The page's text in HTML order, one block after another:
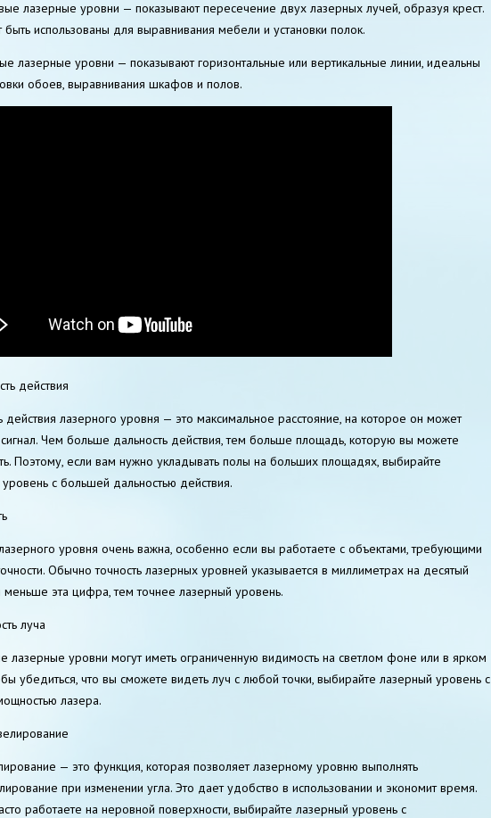
лазерные уровни — показывают пересечение двух лазерных лучей, образуя крест.
быть использованы для выравнивания мебели и установки полок.
лазерные уровни — показывают горизонтальные или вертикальные линии, идеальны
обоев, выравнивания шкафов и полов.
действия
действия лазерного уровня — это максимальное расстояние, на которое он может
Чем больше дальность действия, тем больше площадь, которую вы можете
Поэтому, если вам нужно укладывать полы на больших площадях, выбирайте
с большей дальностью действия.
уровня очень важна, особенно если вы работаете с объектами, требующими
Обычно точность лазерных уровней указывается в миллиметрах на десятый
эта цифра, тем точнее лазерный уровень.
луча
лазерные уровни могут иметь ограниченную видимость на светлом фоне или в ярком
убедиться, что вы сможете видеть луч с любой точки, выбирайте лазерный уровень с
лазера.
— это функция, которая позволяет лазерному уровню выполнять
при изменении угла. Это дает удобство в использовании и экономит время.
работаете на неровной поверхности, выбирайте лазерный уровень с